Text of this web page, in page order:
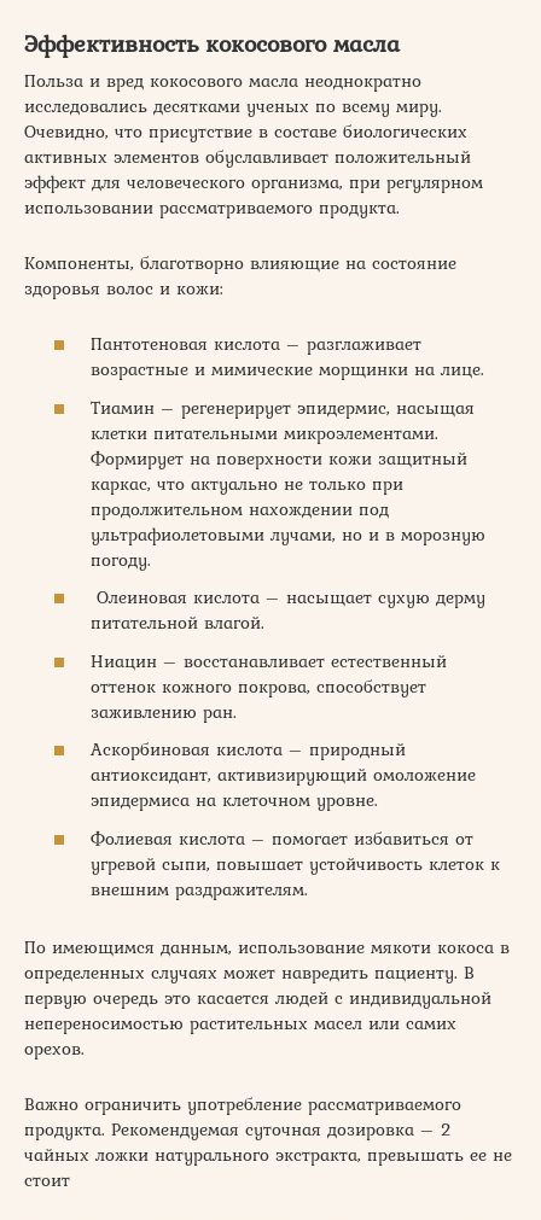
Эффективность кокосового масла
Польза и вред кокосового масла неоднократно
исследовались десятками ученых по всему миру.
Очевидно, что присутствие в составе биологических
активных элементов обуславливает положительный
эффект для человеческого организма, при регулярном
использовании рассматриваемого продукта.
Компоненты, благотворно влияющие на состояние
здоровья волос и кожи:
Пантотеновая кислота – разглаживает
возрастные и мимические морщинки на лице.
Тиамин – регенерирует эпидермис, насыщая
клетки питательными микроэлементами.
Формирует на поверхности кожи защитный
каркас, что актуально не только при
продолжительном нахождении под
ультрафиолетовыми лучами, но и в морозную
погоду.
Олеиновая кислота – насыщает сухую дерму
питательной влагой.
Ниацин – восстанавливает естественный
оттенок кожного покрова, способствует
заживлению ран.
Аскорбиновая кислота – природный
антиоксидант, активизирующий омоложение
эпидермиса на клеточном уровне.
Фолиевая кислота – помогает избавиться от
угревой сыпи, повышает устойчивость клеток к
внешним раздражителям.
По имеющимся данным, использование мякоти кокоса в
определенных случаях может навредить пациенту. В
первую очередь это касается людей с индивидуальной
непереносимостью растительных масел или самих
орехов.
Важно ограничить употребление рассматриваемого
продукта. Рекомендуемая суточная дозировка – 2
чайных ложки натурального экстракта, превышать ее не
стоит